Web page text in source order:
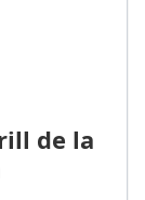
de la